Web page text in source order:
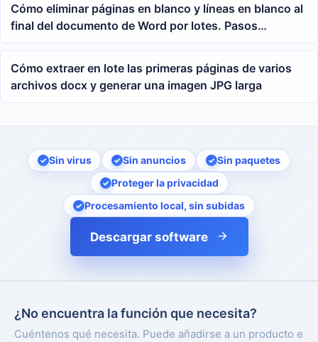
Cómo eliminar páginas en blanco y líneas en blanco al
final del documento de Word por lotes. Pasos
detallados para el procesamiento de varios archivos.
Cómo extraer en lote las primeras páginas de varios
archivos docx y generar una imagen JPG larga
Sin virus Sin anuncios
Sin paquetes
Proteger la privacidad
Procesamiento local, sin subidas
Descargar software
¿No encuentra la función que necesita?
Cuéntenos qué necesita. Puede añadirse a un producto e